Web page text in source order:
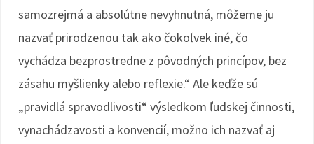
samozrejmá a absolútne nevyhnutná, môžeme ju
nazvať prirodzenou tak ako čokoľvek iné, čo
vychádza bezprostredne z pôvodných princípov, bez
zásahu myšlienky alebo reflexie.“ Ale keďže sú
„pravidlá spravodlivosti“ výsledkom ľudskej činnosti,
vynachádzavosti a konvencií, možno ich nazvať aj